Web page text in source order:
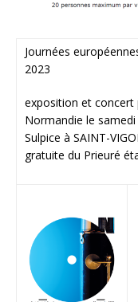
Journées
2023
exposition et concert
Normandie le samedi
Sulpice à SAINT-
gratuite du Prieuré